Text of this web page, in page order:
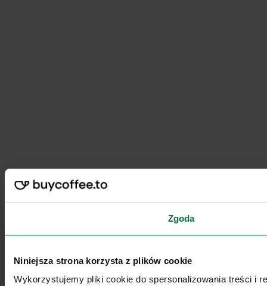
Zgoda
Niniejsza strona korzysta z plików cookie
Wykorzystujemy pliki cookie do spersonalizowania treści i